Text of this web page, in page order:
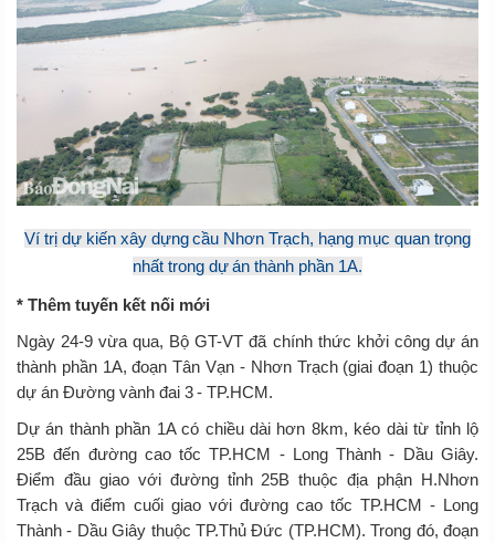
Ví trị dự kiến xây dựng cầu Nhơn Trạch, hạng mục quan trọng
nhất trong dự án thành phần 1A.
* Thêm tuyến kết nối mới
Ngày 24-9 vừa qua, Bộ GT-VT đã chính thức khởi công dự án
thành phần 1A, đoạn Tân Vạn - Nhơn Trạch (giai đoạn 1) thuộc
dự án Đường vành đai 3 - TP.HCM.
Dự án thành phần 1A có chiều dài hơn 8km, kéo dài từ tỉnh lộ
25B đến đường cao tốc TP.HCM - Long Thành - Dầu Giây.
Điểm đầu giao với đường tỉnh 25B thuộc địa phận H.Nhơn
Trạch và điểm cuối giao với đường cao tốc TP.HCM - Long
Thành - Dầu Giây thuộc TP.Thủ Đức (TP.HCM). Trong đó, đoạn